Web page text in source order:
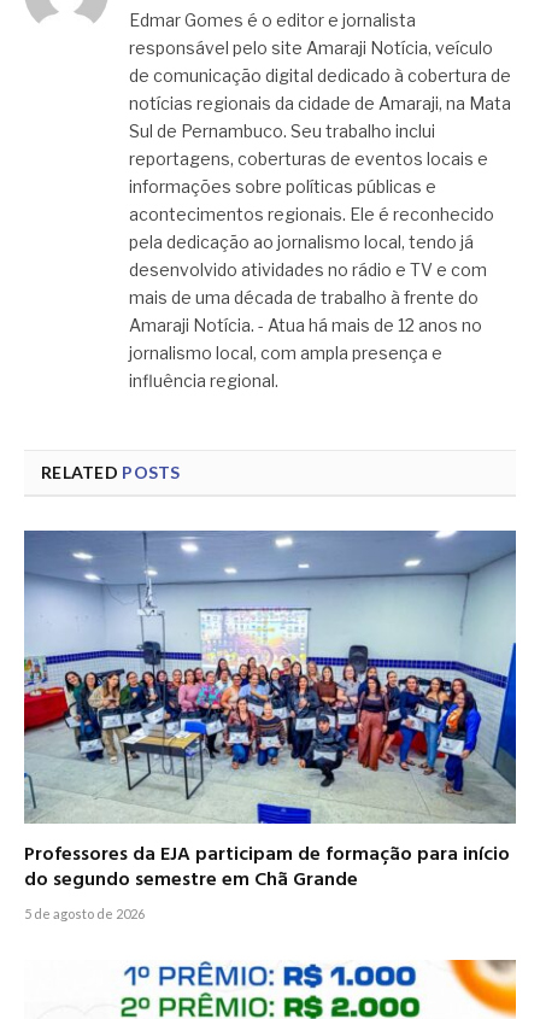
Edmar Gomes é o editor e jornalista
responsável pelo site Amaraji Notícia, veículo
de comunicação digital dedicado à cobertura de
notícias regionais da cidade de Amaraji, na Mata
Sul de Pernambuco. Seu trabalho inclui
reportagens, coberturas de eventos locais e
informações sobre políticas públicas e
acontecimentos regionais. Ele é reconhecido
pela dedicação ao jornalismo local, tendo já
desenvolvido atividades no rádio e TV e com
mais de uma década de trabalho à frente do
Amaraji Notícia. - Atua há mais de 12 anos no
jornalismo local, com ampla presença e
influência regional.
RELATED POSTS
Professores da EJA participam de formação para início
do segundo semestre em Chã Grande
5 de agosto de 2026